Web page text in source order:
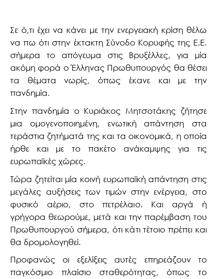
Σε ό,τι έχει να κάνει με την ενεργειακή κρίση θέλω
να πω ότι στην έκτακτη Σύνοδο Κορυφής της Ε.Ε.
σήμερα το απόγευμα στις Βρυξέλλες, για μία
ακόμη φορά ο Έλληνας Πρωθυπουργός θα θέσει
τα θέματα νωρίς, όπως έκανε και με την
πανδημία.
Στην πανδημία ο Κυριάκος Μητσοτάκης ζήτησε
μια ομογενοποιημένη, ενωτική απάντηση στα
τεράστια ζητήματά της και τα οικονομικά, η οποία
ήρθε και με το πακέτο ανάκαμψης για τις
ευρωπαϊκές χώρες.
Τώρα ζητείται μία κοινή ευρωπαϊκή απάντηση στις
μεγάλες αυξήσεις των τιμών στην ενέργεια, στο
φυσικό αέριο, στο πετρέλαιο. Και αργά ή
γρήγορα θεωρούμε, μετά και την παρέμβαση του
Πρωθυπουργού σήμερα, ότι κάτι τέτοιο πρέπει και
θα δρομολογηθεί.
Προφανώς οι εξελίξεις αυτές επηρεάζουν το
παγκόσμιο πλαίσιο σταθερότητας, όπως το